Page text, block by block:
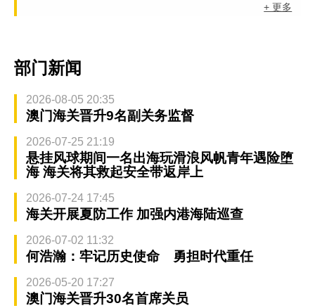
+ 更多
部门新闻
2026-08-05 20:35
澳门海关晋升9名副关务监督
2026-07-25 21:19
悬挂风球期间一名出海玩滑浪风帆青年遇险堕
海 海关将其救起安全带返岸上
2026-07-24 17:45
海关开展夏防工作 加强内港海陆巡查
2026-07-02 11:32
何浩瀚：牢记历史使命 勇担时代重任
2026-05-20 17:27
澳门海关晋升30名首席关员